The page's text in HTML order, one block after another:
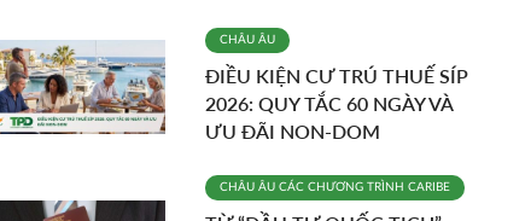
CHÂU ÂU
ĐIỀU KIỆN CƯ TRÚ THUẾ SÍP
2026: QUY TẮC 60 NGÀY VÀ
ƯU ĐÃI NON-DOM
CHÂU ÂU CÁC CHƯƠNG TRÌNH CARIBE